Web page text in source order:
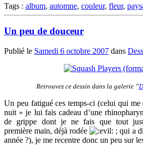
Tags : album, automne, couleur, fleur,
Un peu de douceur
Publié le Samedi 6 octobre 2007 dans
Retrouvez ce dessin dans la galerie ‟
Un peu fatigué ces temps-ci (celui qui
nuit » je lui fais cadeau d’une
de grippe dont je ne fais que tout
première main, déjà rodée
; qui a
année ?), je me recentre donc un peu sur